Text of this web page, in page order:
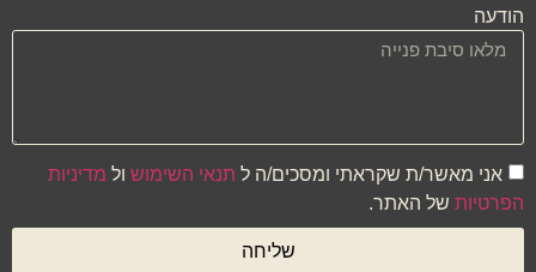
הודעה
אני מאשר/ת שקראתי ומסכים/ה ל תנאי השימוש ול מדיניות
הפרטיות של האתר.
שליחה